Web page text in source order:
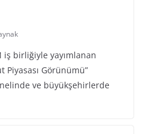
iş birliğiyle yayımlanan
Piyasası Görünümü”
ve büyükşehirlerde